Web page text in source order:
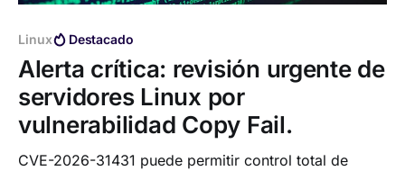
Linux Destacado
Alerta crítica: revisión urgente de
servidores Linux por
vulnerabilidad Copy Fail.
CVE-2026-31431 puede permitir control total de